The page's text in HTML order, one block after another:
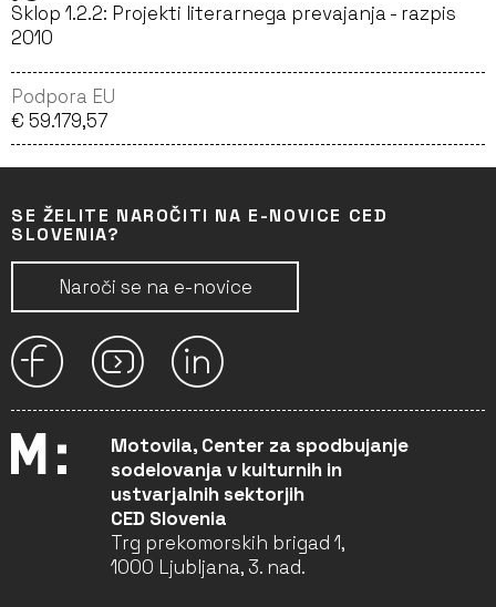
Sklop 1.2.2: Projekti literarnega prevajanja - razpis
2010
Podpora EU
€ 59.179,57
SE ŽELITE NAROČITI NA E-NOVICE CED
SLOVENIA?
Naroči se na e-novice
Motovila, Center za spodbujanje
sodelovanja v kulturnih in
ustvarjalnih sektorjih
CED Slovenia
Trg prekomorskih brigad 1,
1000 Ljubljana, 3. nad.